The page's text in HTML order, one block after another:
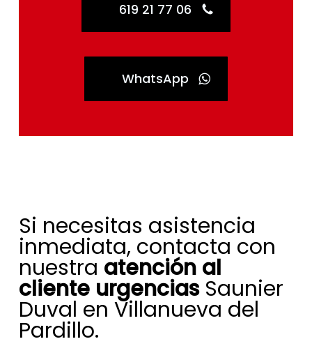
619 21 77 06
WhatsApp
Si necesitas asistencia
inmediata, contacta con
nuestra atención al
cliente urgenciasSaunier
Duval en Villanueva del
Pardillo.